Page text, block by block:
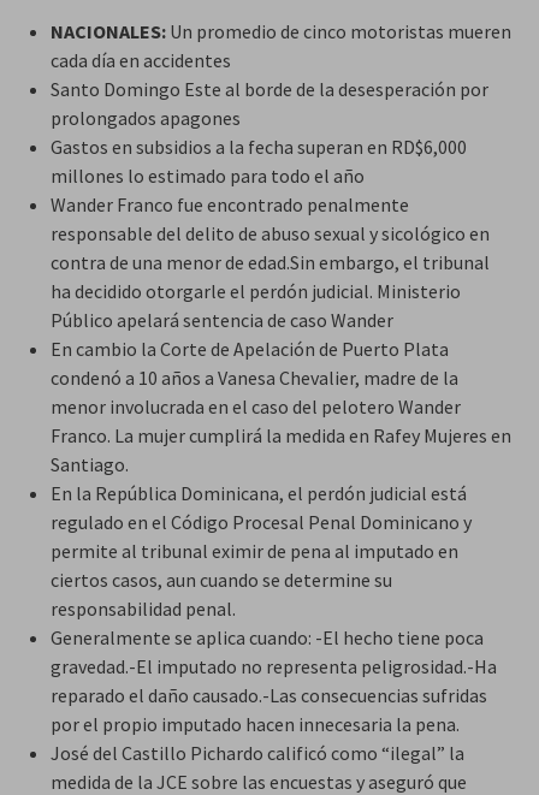
NACIONALES:Un promedio de cinco motoristas mueren
cada día en accidentes
Santo Domingo Este al borde de la desesperación por
prolongados apagones
Gastos en subsidios a la fecha superan en RD$6,000
millones lo estimado para todo el año
Wander Franco fue encontrado penalmente
responsable del delito de abuso sexual y sicológico en
contra de una menor de edad.Sin embargo, el tribunal
ha decidido otorgarle el perdón judicial. Ministerio
Público apelará sentencia de caso Wander
En cambio la Corte de Apelación de Puerto Plata
condenó a 10 años a Vanesa Chevalier, madre de la
menor involucrada en el caso del pelotero Wander
Franco. La mujer cumplirá la medida en Rafey Mujeres en
Santiago.
En la República Dominicana, el perdón judicial está
regulado en el Código Procesal Penal Dominicano y
permite al tribunal eximir de pena al imputado en
ciertos casos, aun cuando se determine su
responsabilidad penal.
Generalmente se aplica cuando: -El hecho tiene poca
gravedad.-El imputado no representa peligrosidad.-Ha
reparado el daño causado.-Las consecuencias sufridas
por el propio imputado hacen innecesaria la pena.
José del Castillo Pichardo calificó como “ilegal” la
medida de la JCE sobre las encuestas y aseguró que